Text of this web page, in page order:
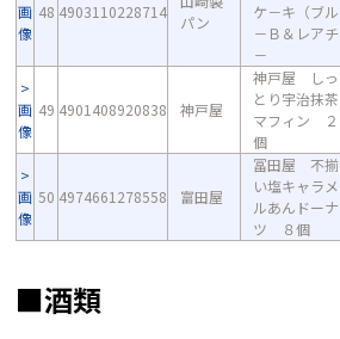
画
像
48 4903110228714
パン
ケ－キ（ブル
－Ｂ＆レアチ
－
画
像
49 4901408920838 神戸屋
神戸屋 しっ
とり宇治抹茶
マフィン ２
個
画
像
50 4974661278558 富田屋
冨田屋 不揃
い塩キャラメ
ルあんドーナ
ツ ８個
■酒類